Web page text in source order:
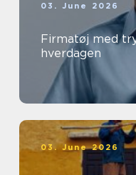
03. June 2026
Firmatøj med
hverdagen
03. June 2026